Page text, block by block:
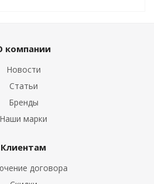
компании
Новости
Статьи
Бренды
Наши марки
Клиентам
договора